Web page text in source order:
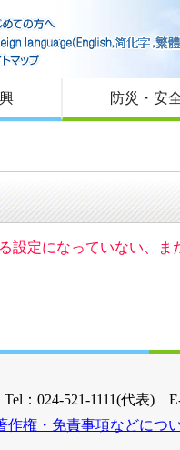
防災・安
設定になっていない、
：024-521-1111(代表) E-
作権・免責事項などにつ